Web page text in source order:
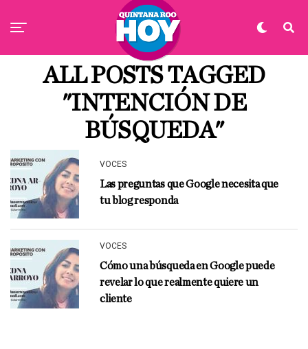
ALL POSTS TAGGED
"INTENCIÓN DE
BÚSQUEDA"
VOCES
Las preguntas que Google necesita que
tu blog responda
VOCES
Cómo una búsqueda en Google puede
revelar lo que realmente quiere un
cliente